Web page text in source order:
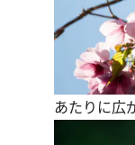
あたりに広